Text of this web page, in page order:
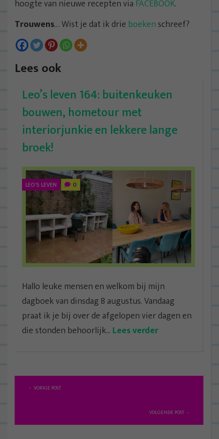
hoogte van nieuwe recepten via FACEBOOK.
Trouwens… Wist je dat ik drie boeken schreef?
Lees ook
Leo’s leven 164: buitenkeuken
bouwen, hometour met
interiorjunkie en lekkere lange
broek!
LEO'S LEVEN 0
Hallo leuke mensen en welkom bij mijn
dagboek van dinsdag 8 augustus. Vandaag
praat ik je bij over de afgelopen vier dagen en
die stonden behoorlijk... Lees verder
B
i
VORIGE POST
VOLGENDE POST